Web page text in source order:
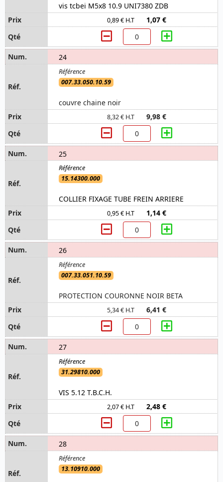
vis tcbei M5x8 10.9 UNI7380 ZDB
0,89 € H.T 1,07 €
24
007.33.050.10.59
couvre chaine noir
8,32 € H.T 9,98 €
25
15.14300.000
COLLIER FIXAGE TUBE FREIN ARRIERE
0,95 € H.T 1,14 €
26
007.33.051.10.59
PROTECTION COURONNE NOIR BETA
5,34 € H.T 6,41 €
27
31.29810.000
VIS 5.12 T.B.C.H.
2,07 € H.T 2,48 €
28
13.10910.000